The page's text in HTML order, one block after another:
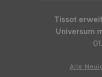
Tissot
Universum
de France
Alle